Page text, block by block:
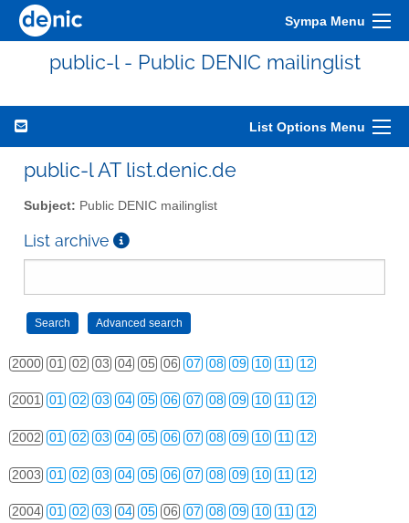
Sympa Menu
public-l - Public DENIC mailinglist
List Options Menu
public-l AT list.denic.de
Subject: Public DENIC mailinglist
List archive
2000 01 02 03 04 05 06 07 08 09 10 11 12
2001 01 02 03 04 05 06 07 08 09 10 11 12
2002 01 02 03 04 05 06 07 08 09 10 11 12
2003 01 02 03 04 05 06 07 08 09 10 11 12
2004 01 02 03 04 05 06 07 08 09 10 11 12